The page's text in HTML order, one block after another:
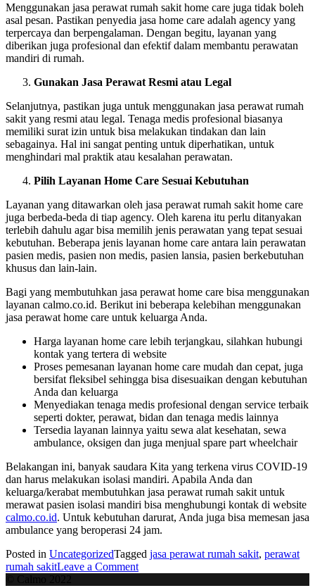
Menggunakan jasa perawat rumah sakit home care juga tidak boleh
asal pesan. Pastikan penyedia jasa home care adalah agency yang
terpercaya dan berpengalaman. Dengan begitu, layanan yang
diberikan juga profesional dan efektif dalam membantu perawatan
mandiri di rumah.
Gunakan Jasa Perawat Resmi atau Legal
Selanjutnya, pastikan juga untuk menggunakan jasa perawat rumah
sakit yang resmi atau legal. Tenaga medis profesional biasanya
memiliki surat izin untuk bisa melakukan tindakan dan lain
sebagainya. Hal ini sangat penting untuk diperhatikan, untuk
menghindari mal praktik atau kesalahan perawatan.
Pilih Layanan Home Care Sesuai Kebutuhan
Layanan yang ditawarkan oleh jasa perawat rumah sakit home care
juga berbeda-beda di tiap agency. Oleh karena itu perlu ditanyakan
terlebih dahulu agar bisa memilih jenis perawatan yang tepat sesuai
kebutuhan. Beberapa jenis layanan home care antara lain perawatan
pasien medis, pasien non medis, pasien lansia, pasien berkebutuhan
khusus dan lain-lain.
Bagi yang membutuhkan jasa perawat home care bisa menggunakan
layanan calmo.co.id. Berikut ini beberapa kelebihan menggunakan
jasa perawat home care untuk keluarga Anda.
Harga layanan home care lebih terjangkau, silahkan hubungi
kontak yang tertera di website
Proses pemesanan layanan home care mudah dan cepat, juga
bersifat fleksibel sehingga bisa disesuaikan dengan kebutuhan
Anda dan keluarga
Menyediakan tenaga medis profesional dengan service terbaik
seperti dokter, perawat, bidan dan tenaga medis lainnya
Tersedia layanan lainnya yaitu sewa alat kesehatan, sewa
ambulance, oksigen dan juga menjual spare part wheelchair
Belakangan ini, banyak saudara Kita yang terkena virus COVID-19
dan harus melakukan isolasi mandiri. Apabila Anda dan
keluarga/kerabat membutuhkan jasa perawat rumah sakit untuk
merawat pasien isolasi mandiri bisa menghubungi kontak di website
calmo.co.id. Untuk kebutuhan darurat, Anda juga bisa memesan jasa
ambulance yang beroperasi 24 jam.
Posted in UncategorizedTagged jasa perawat rumah sakit, perawat
rumah sakitLeave a Commenton